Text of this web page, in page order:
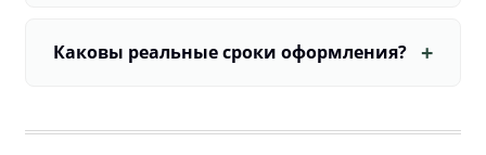
Каковы реальные сроки оформления?